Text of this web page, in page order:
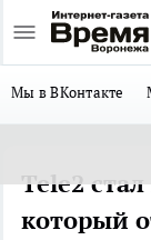
Мы в ВКонтакте
Tele2
который